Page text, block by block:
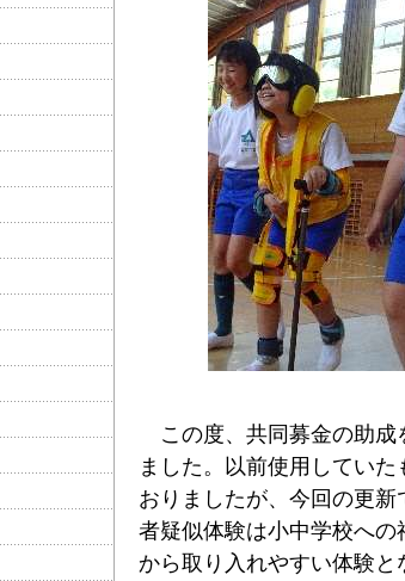
この度、共同募金の助成
ました。以前使用してい
おりましたが、今回の更
者疑似体験は小中学校へ
から取り入れやすい体験と